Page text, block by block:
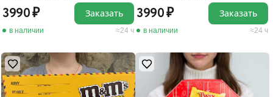
3990
в наличии 24 ч
Заказать 3990
в наличии 24 ч
Заказать